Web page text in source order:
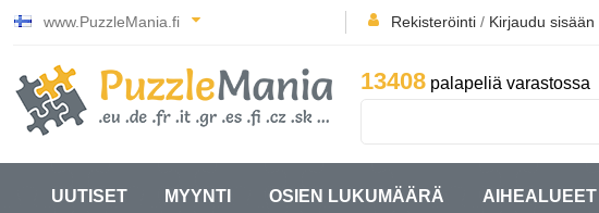
www.PuzzleMania.fi Rekisteröinti / Kirjaudu sisään
13408 palapeliä varastossa
UUTISET MYYNTI OSIEN LUKUMÄÄRÄ AIHEALUEET